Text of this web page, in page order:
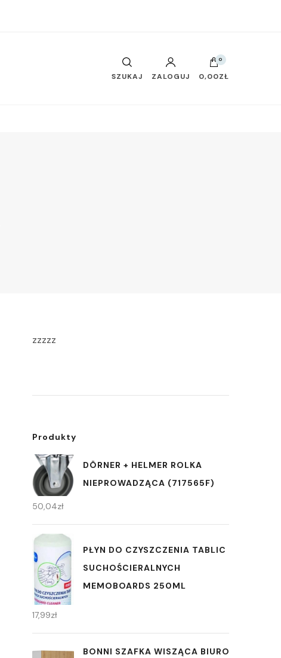
SZUKAJ ZALOGUJ
0
0,00ZŁ
zzzzz
Produkty
DÖRNER + HELMER ROLKA
NIEPROWADZĄCA (717565F)
50,04zł
PŁYN DO CZYSZCZENIA TABLIC
SUCHOŚCIERALNYCH
MEMOBOARDS 250ML
17,99zł
BONNI SZAFKA WISZĄCA BIUROWA MALTA